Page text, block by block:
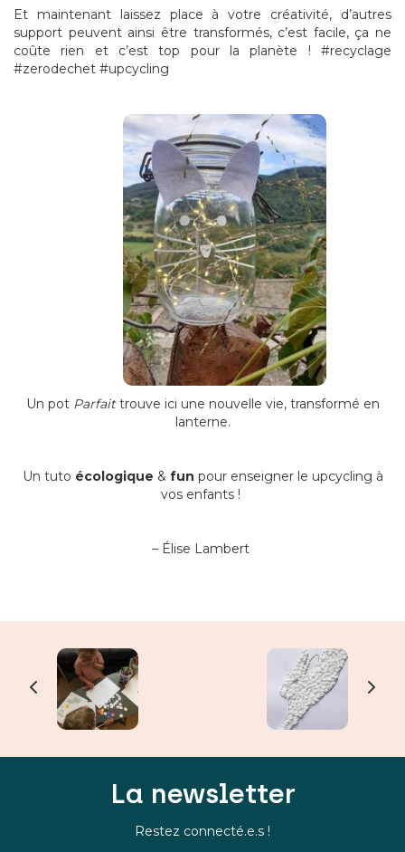
Et maintenant laissez place à votre créativité, d’autres
support peuvent ainsi être transformés, c’est facile, ça ne
coûte rien et c’est top pour la planète ! #recyclage
#zerodechet #upcycling
Un pot Parfaittrouve ici une nouvelle vie, transformé en
lanterne.
Un tuto écologique & fun pour enseigner le upcycling à
vos enfants !
– Élise Lambert
La newsletter
Restez connecté.e.s !